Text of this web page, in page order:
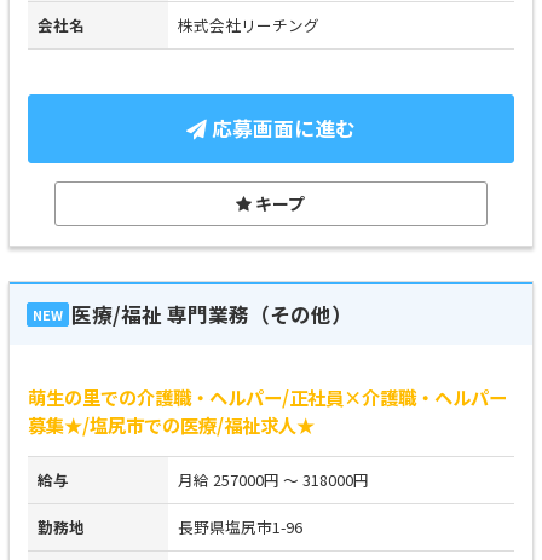
会社名 株式会社リーチング
応募画面に進む
キープ
NEW 医療/福祉 専門業務（その他）
萌生の里での介護職・ヘルパー/正社員×介護職・ヘルパー
募集★/塩尻市での医療/福祉求人★
給与 月給 257000円 ～ 318000円
勤務地 長野県塩尻市1-96